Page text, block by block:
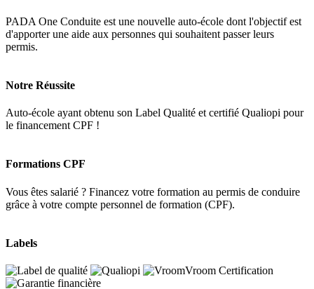
PADA One Conduite est une nouvelle auto-école dont l'objectif est
d'apporter une aide aux personnes qui souhaitent passer leurs
permis.
Notre Réussite
Auto-école ayant obtenu son Label Qualité et certifié Qualiopi pour
le financement CPF !
Formations CPF
Vous êtes salarié ? Financez votre formation au permis de conduire
grâce à votre compte personnel de formation (CPF).
Labels